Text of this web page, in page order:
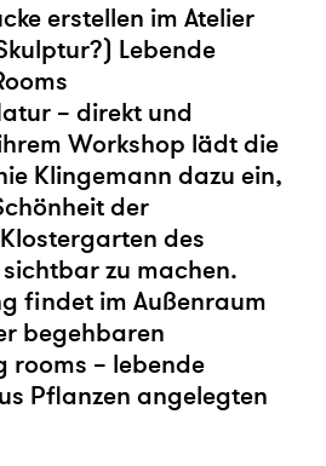
erstellen im Atelier
Lebende
– direkt und
Workshop lädt die
Klingemann dazu ein,
der
des
zu machen.
findet im Außenraum
begehbaren
rooms – lebende
Pflanzen angelegten